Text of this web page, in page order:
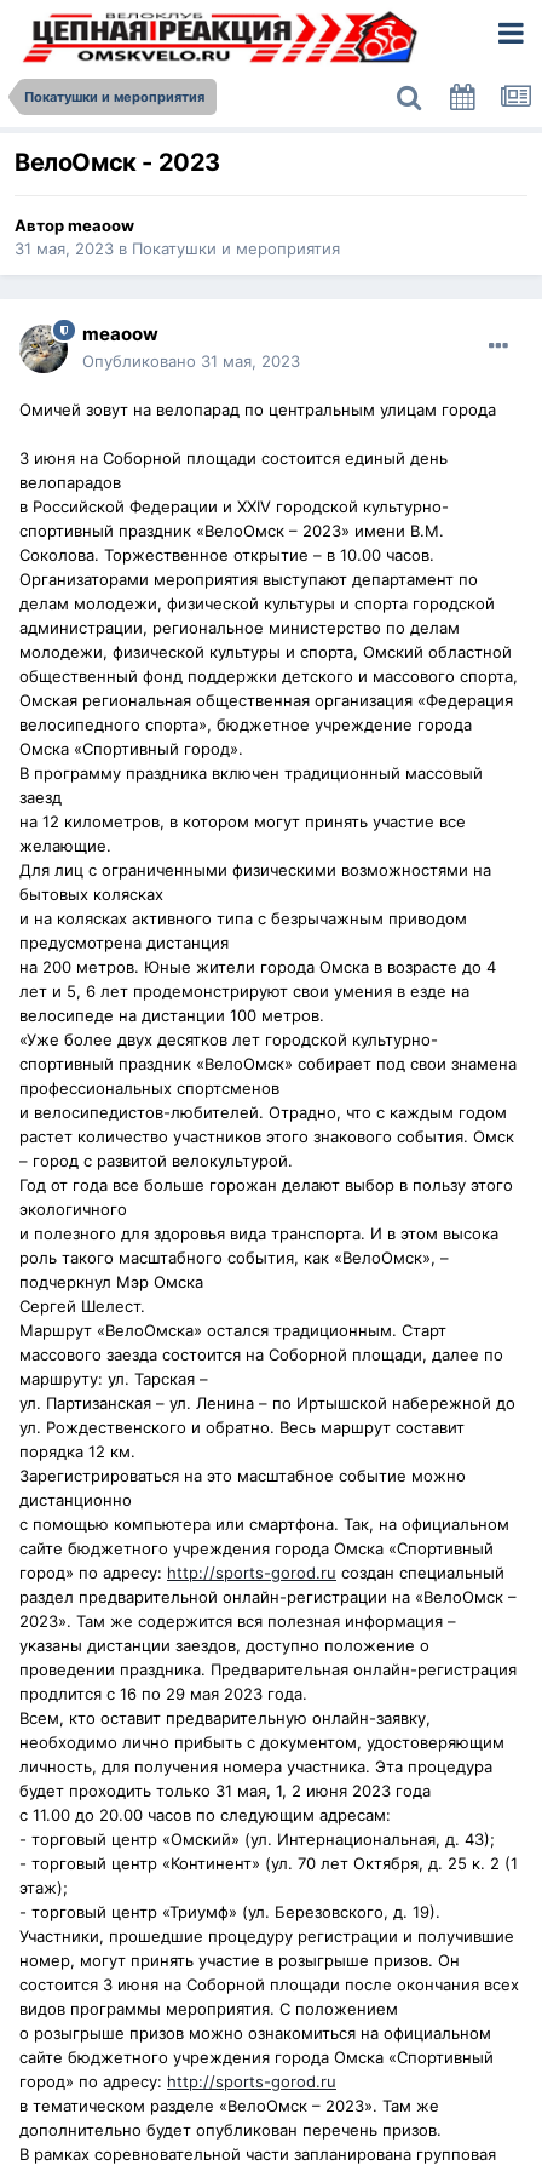
Покатушки и мероприятия
ВелоОмск - 2023
Авторmeaoow
31 мая, 2023 в Покатушки и мероприятия
meaoow
Опубликовано 31 мая, 2023
Омичей зовут на велопарад по центральным улицам города
3 июня на Соборной площади состоится единый день
велопарадов
в Российской Федерации и XXIV городской культурно-
спортивный праздник «ВелоОмск – 2023» имени В.М.
Соколова. Торжественное открытие – в 10.00 часов.
Организаторами мероприятия выступают департамент по
делам молодежи, физической культуры и спорта городской
администрации, региональное министерство по делам
молодежи, физической культуры и спорта, Омский областной
общественный фонд поддержки детского и массового спорта,
Омская региональная общественная организация «Федерация
велосипедного спорта», бюджетное учреждение города
Омска «Спортивный город».
В программу праздника включен традиционный массовый
заезд
на 12 километров, в котором могут принять участие все
желающие.
Для лиц с ограниченными физическими возможностями на
бытовых колясках
и на колясках активного типа с безрычажным приводом
предусмотрена дистанция
на 200 метров. Юные жители города Омска в возрасте до 4
лет и 5, 6 лет продемонстрируют свои умения в езде на
велосипеде на дистанции 100 метров.
«Уже более двух десятков лет городской культурно-
спортивный праздник «ВелоОмск» собирает под свои знамена
профессиональных спортсменов
и велосипедистов-любителей. Отрадно, что с каждым годом
растет количество участников этого знакового события. Омск
– город с развитой велокультурой.
Год от года все больше горожан делают выбор в пользу этого
экологичного
и полезного для здоровья вида транспорта. И в этом высока
роль такого масштабного события, как «ВелоОмск», –
подчеркнул Мэр Омска
Сергей Шелест.
Маршрут «ВелоОмска» остался традиционным. Старт
массового заезда состоится на Соборной площади, далее по
маршруту: ул. Тарская –
ул. Партизанская – ул. Ленина – по Иртышской набережной до
ул. Рождественского и обратно. Весь маршрут составит
порядка 12 км.
Зарегистрироваться на это масштабное событие можно
дистанционно
с помощью компьютера или смартфона. Так, на официальном
сайте бюджетного учреждения города Омска «Спортивный
город» по адресу: http://sports-gorod.ru создан специальный
раздел предварительной онлайн-регистрации на «ВелоОмск –
2023». Там же содержится вся полезная информация –
указаны дистанции заездов, доступно положение о
проведении праздника. Предварительная онлайн-регистрация
продлится с 16 по 29 мая 2023 года.
Всем, кто оставит предварительную онлайн-заявку,
необходимо лично прибыть с документом, удостоверяющим
личность, для получения номера участника. Эта процедура
будет проходить только 31 мая, 1, 2 июня 2023 года
с 11.00 до 20.00 часов по следующим адресам:
- торговый центр «Омский» (ул. Интернациональная, д. 43);
- торговый центр «Континент» (ул. 70 лет Октября, д. 25 к. 2 (1
этаж);
- торговый центр «Триумф» (ул. Березовского, д. 19).
Участники, прошедшие процедуру регистрации и получившие
номер, могут принять участие в розыгрыше призов. Он
состоится 3 июня на Соборной площади после окончания всех
видов программы мероприятия. С положением
о розыгрыше призов можно ознакомиться на официальном
сайте бюджетного учреждения города Омска «Спортивный
город» по адресу: http://sports-gorod.ru
в тематическом разделе «ВелоОмск – 2023». Там же
дополнительно будет опубликован перечень призов.
В рамках соревновательной части запланирована групповая